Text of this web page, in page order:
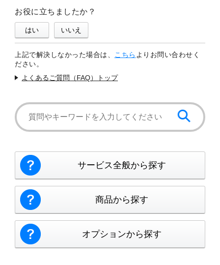
お役に立ちましたか？
はい いいえ
上記で解決しなかった場合は、 こちら よりお問い合わせく
ださい。
よくあるご質問（FAQ）トップ
サービス全般から探す
商品から探す
オプションから探す